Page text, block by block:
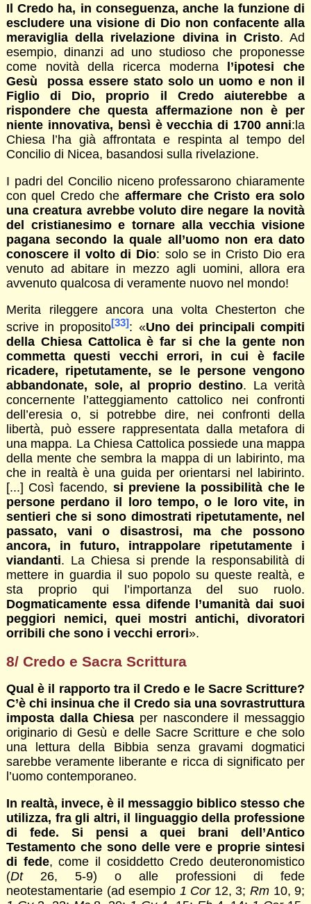
Il Credo ha, in conseguenza, anche la funzione di
escludere una visione di Dio non confacente alla
meraviglia della rivelazione divina in Cristo. Ad
esempio, dinanzi ad uno studioso che proponesse
come novità della ricerca moderna l’ipotesi che
Gesù possa essere stato solo un uomo e non il
Figlio di Dio, proprio il Credo aiuterebbe a
rispondere che questa affermazione non è per
niente innovativa, bensì è vecchia di 1700 anni:la
Chiesa l’ha già affrontata e respinta al tempo del
Concilio di Nicea, basandosi sulla rivelazione.
I padri del Concilio niceno professarono chiaramente
con quel Credo che affermare che Cristo era solo
una creatura avrebbe voluto dire negare la novità
del cristianesimo e tornare alla vecchia visione
pagana secondo la quale all’uomo non era dato
conoscere il volto di Dio: solo se in Cristo Dio era
venuto ad abitare in mezzo agli uomini, allora era
avvenuto qualcosa di veramente nuovo nel mondo!
Merita rileggere ancora una volta Chesterton che
scrive in proposito[33]: «Uno dei principali compiti
della Chiesa Cattolica è far si che la gente non
commetta questi vecchi errori, in cui è facile
ricadere, ripetutamente, se le persone vengono
abbandonate, sole, al proprio destino. La verità
concernente l’atteggiamento cattolico nei confronti
dell’eresia o, si potrebbe dire, nei confronti della
libertà, può essere rappresentata dalla metafora di
una mappa. La Chiesa Cattolica possiede una mappa
della mente che sembra la mappa di un labirinto, ma
che in realtà è una guida per orientarsi nel labirinto.
[...] Così facendo, si previene la possibilità che le
persone perdano il loro tempo, o le loro vite, in
sentieri che si sono dimostrati ripetutamente, nel
passato, vani o disastrosi, ma che possono
ancora, in futuro, intrappolare ripetutamente i
viandanti. La Chiesa si prende la responsabilità di
mettere in guardia il suo popolo su queste realtà, e
sta proprio qui l’importanza del suo ruolo.
Dogmaticamente essa difende l’umanità dai suoi
peggiori nemici, quei mostri antichi, divoratori
orribili che sono i vecchi errori».
8/ Credo e Sacra Scrittura
Qual è il rapporto tra il Credo e le Sacre Scritture?
C’è chi insinua che il Credo sia una sovrastruttura
imposta dalla Chiesa per nascondere il messaggio
originario di Gesù e delle Sacre Scritture e che solo
una lettura della Bibbia senza gravami dogmatici
sarebbe veramente liberante e ricca di significato per
l’uomo contemporaneo.
In realtà, invece, è il messaggio biblico stesso che
utilizza, fra gli altri, il linguaggio della professione
di fede. Si pensi a quei brani dell’Antico
Testamento che sono delle vere e proprie sintesi
di fede, come il cosiddetto Credo deuteronomistico
(Dt26, 5-9) o alle professioni di fede
neotestamentarie (ad esempio 1 Cor12, 3; Rm10, 9;